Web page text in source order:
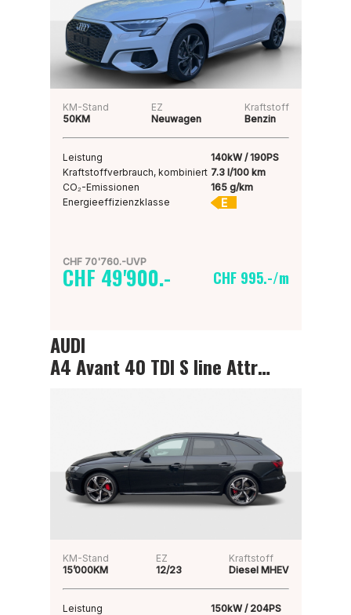
KM-Stand
50KM
EZ
Neuwagen
Kraftstoff
Benzin
Leistung
140kW / 190PS
Kraftstoffverbrauch, kombiniert 7.3 l/100 km
CO₂-Emissionen
165 g/km
Energieeffizienzklasse
E
CHF 70'760.-UVP
CHF 49'900.- CHF 995.-/m
AUDI
A4 Avant 40 TDI S line Attraction
KM-Stand
15’000KM
EZ
12/23
Kraftstoff
Diesel MHEV
Leistung 150kW / 204PS